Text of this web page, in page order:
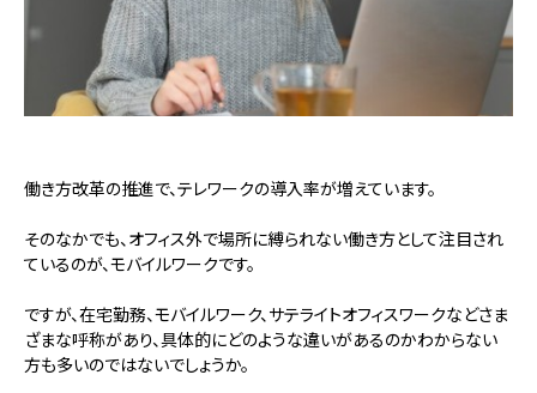
働き方改革の推進で、テレワークの導入率が増えています。
そのなかでも、オフィス外で場所に縛られない働き方として注目され
ているのが、モバイルワークです。
ですが、在宅勤務、モバイルワーク、サテライトオフィスワークなどさま
ざまな呼称があり、具体的にどのような違いがあるのかわからない
方も多いのではないでしょうか。